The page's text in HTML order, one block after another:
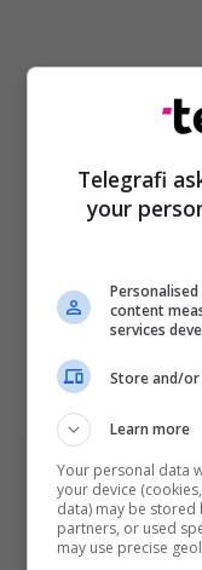
Top 5
Telegrafi
your
content
services
Store and/
Learn more
Your personal data
your device
data) may be stored
partners, or used
may use precise